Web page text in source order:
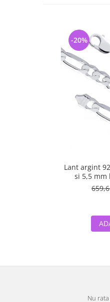
Lant argint
si 5,5 mm
-20%
Nu